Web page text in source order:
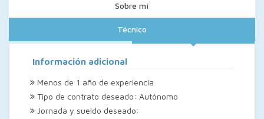
Sobre mí
Técnico
Información adicional
Menos de 1 año de experiencia
Tipo de contrato deseado: Autónomo
Jornada y sueldo deseado: